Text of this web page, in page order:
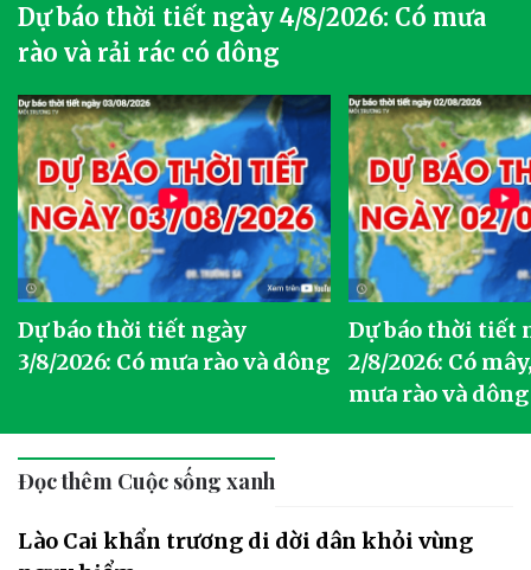
Dự báo thời tiết ngày 4/8/2026: Có mưa
rào và rải rác có dông
Dự báo thời tiết ngày
3/8/2026: Có mưa rào và dông
Dự báo thời tiết
2/8/2026: Có
mưa rào và dông
Đọc thêm Cuộc sống xanh
Lào Cai khẩn trương di dời dân khỏi vùng